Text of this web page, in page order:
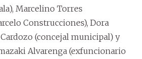
Marcelino Torres
Construcciones), Dora
(concejal municipal) y
Alvarenga (exfuncionario